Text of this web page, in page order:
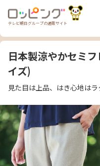
テレビ朝日グループの通販サイト
日本製涼やかセミ
イズ)
見た目は上品、はき心地はラ